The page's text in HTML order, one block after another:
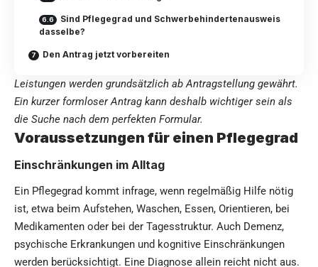
Sind Pflegegrad und Schwerbehindertenausweis
dasselbe?
Den Antrag jetzt vorbereiten
Leistungen werden grundsätzlich ab Antragstellung gewährt.
Ein kurzer formloser Antrag kann deshalb wichtiger sein als
die Suche nach dem perfekten Formular.
Voraussetzungen für einen Pflegegrad
Einschränkungen im Alltag
Ein Pflegegrad kommt infrage, wenn regelmäßig Hilfe nötig
ist, etwa beim Aufstehen, Waschen, Essen, Orientieren, bei
Medikamenten oder bei der Tagesstruktur. Auch Demenz,
psychische Erkrankungen und kognitive Einschränkungen
werden berücksichtigt. Eine Diagnose allein reicht nicht aus.